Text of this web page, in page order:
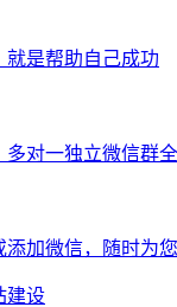
就是帮助自己成功
多对一独立微信群
添加微信，随时为
建设